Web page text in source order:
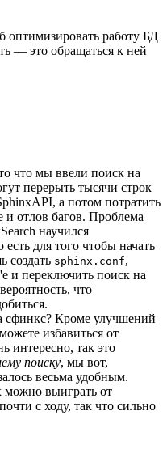
оптимизировать работу БД
— это обращаться к ней
что мы ввели поиск на
перерыть тысячи строк
а потом потратить
и отлов багов. Проблема
научился
для того чтобы начать
создать sphinx.conf,
и переключить поиск на
что
сфинкс? Кроме улучшений
избавиться от
интересно, так это
поиску, мы вот,
весьма удобным.
можно выиграть от
с ходу, так что сильно